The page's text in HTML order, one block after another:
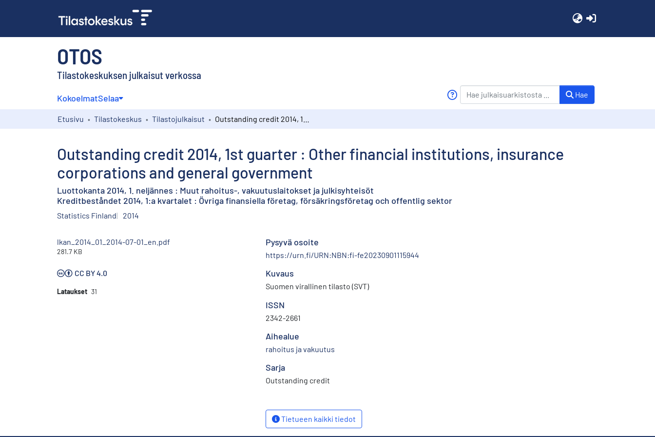
OTOS
Tilastokeskuksen julkaisut verkossa
KokoelmatSelaa Hae
Etusivu Tilastokeskus Tilastojulkaisut
Outstanding credit 2014, 1st guarter : Other financial institutions, insurance
corporations and general government
Luottokanta 2014, 1. neljännes : Muut rahoitus-, vakuutuslaitokset ja julkisyhteisöt
Kreditbeståndet 2014, 1:a kvartalet : Övriga finansiella företag, försäkringsföretag och offentlig sektor
Statistics Finland 2014
lkan_2014_01_2014-07-01_en.pdf
281.7 KB
CC BY 4.0
Lataukset 31
Pysyvä osoite
https://urn.fi/URN:NBN:fi-fe20230901115944
Kuvaus
Suomen virallinen tilasto (SVT)
ISSN
2342-2661
Aihealue
rahoitus ja vakuutus
Sarja
Outstanding credit
Tietueen kaikki tiedot